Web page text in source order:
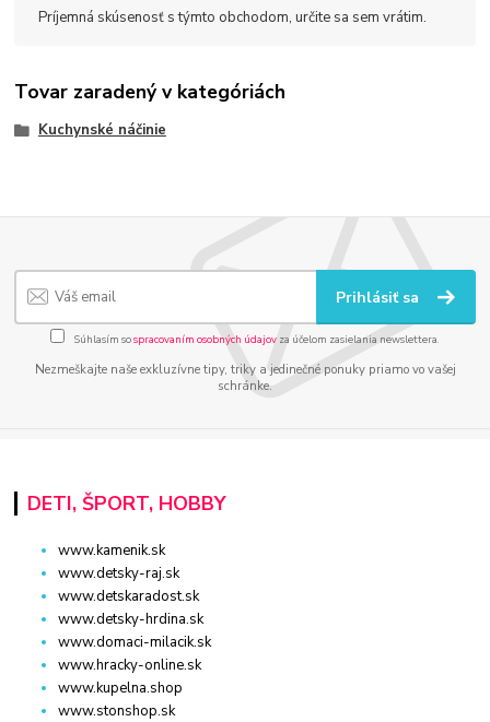
Príjemná skúsenosť s týmto obchodom, určite sa sem vrátim.
Tovar zaradený v kategóriách
Kuchynské náčinie
Prihlásiť sa
Súhlasím sospracovaním osobných údajov za účelom zasielania newslettera.
Nezmeškajte naše exkluzívne tipy, triky a jedinečné ponuky priamo vo vašej
schránke.
DETI, ŠPORT, HOBBY
www.kamenik.sk
www.detsky-raj.sk
www.detskaradost.sk
www.detsky-hrdina.sk
www.domaci-milacik.sk
www.hracky-online.sk
www.kupelna.shop
www.stonshop.sk